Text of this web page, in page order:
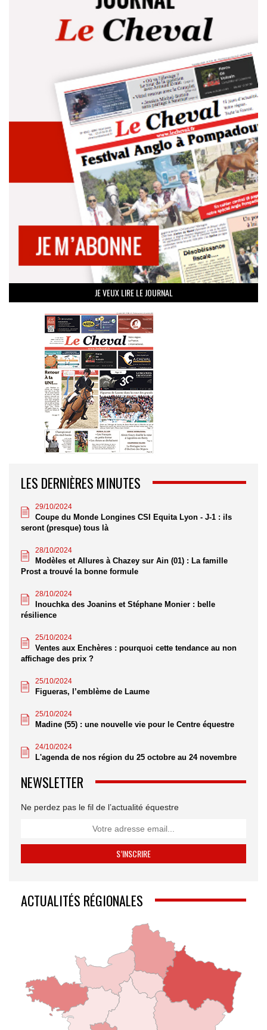
JE VEUX LIRE LE JOURNAL
LES DERNIÈRES MINUTES
29/10/2024
Coupe du Monde Longines CSI Equita Lyon - J-1 : ils
seront (presque) tous là
28/10/2024
Modèles et Allures à Chazey sur Ain (01) : La famille
Prost a trouvé la bonne formule
28/10/2024
Inouchka des Joanins et Stéphane Monier : belle
résilience
25/10/2024
Ventes aux Enchères : pourquoi cette tendance au non
affichage des prix ?
25/10/2024
Figueras, l’emblème de Laume
25/10/2024
Madine (55) : une nouvelle vie pour le Centre équestre
24/10/2024
L'agenda de nos région du 25 octobre au 24 novembre
NEWSLETTER
Ne perdez pas le fil de l’actualité équestre
ACTUALITÉS RÉGIONALES